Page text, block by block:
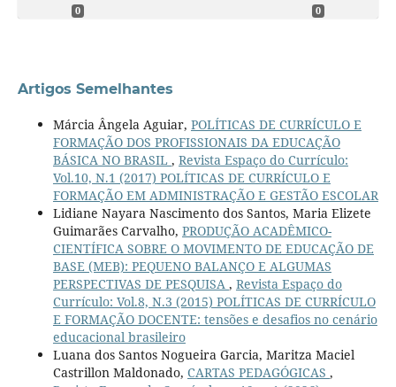
0 0
Artigos Semelhantes
Márcia Ângela Aguiar, POLÍTICAS DE CURRÍCULO E
FORMAÇÃO DOS PROFISSIONAIS DA EDUCAÇÃO
BÁSICA NO BRASIL , Revista Espaço do Currículo:
Vol.10, N.1 (2017) POLÍTICAS DE CURRÍCULO E
FORMAÇÃO EM ADMINISTRAÇÃO E GESTÃO ESCOLAR
Lidiane Nayara Nascimento dos Santos, Maria Elizete
Guimarães Carvalho, PRODUÇÃO ACADÊMICO-
CIENTÍFICA SOBRE O MOVIMENTO DE EDUCAÇÃO DE
BASE (MEB): PEQUENO BALANÇO E ALGUMAS
PERSPECTIVAS DE PESQUISA , Revista Espaço do
Currículo: Vol.8, N.3 (2015) POLÍTICAS DE CURRÍCULO
E FORMAÇÃO DOCENTE: tensões e desafios no cenário
educacional brasileiro
Luana dos Santos Nogueira Garcia, Maritza Maciel
Castrillon Maldonado, CARTAS PEDAGÓGICAS ,